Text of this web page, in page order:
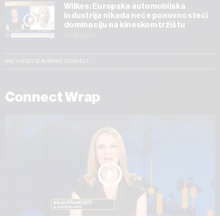
Wilkes: Europska automobilska
industrija nikada neće ponovno steći
dominaciju na kineskom tržištu
SVE VIJESTI IZ RUBRIKE CONNECT
Connect Wrap